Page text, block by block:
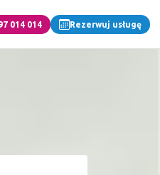
014 014 Rezerwuj usługę